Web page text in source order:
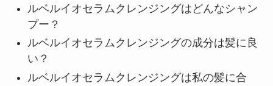
ルベルイオセラムクレンジングはどんなシャン
プー？
ルベルイオセラムクレンジングの成分は髪に良
い？
ルベルイオセラムクレンジングは私の髪に合